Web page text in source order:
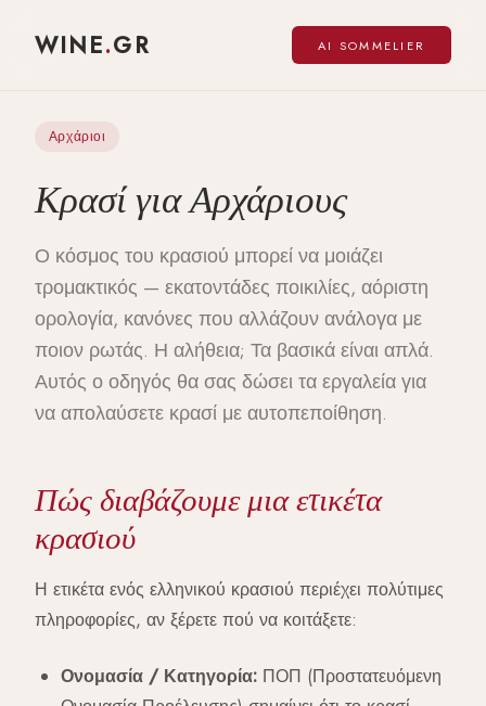
WINE.GR AI SOMMELIER
Αρχάριοι
Κρασί για Αρχάριους
Ο κόσμος του κρασιού μπορεί να μοιάζει
τρομακτικός — εκατοντάδες ποικιλίες, αόριστη
ορολογία, κανόνες που αλλάζουν ανάλογα με
ποιον ρωτάς. Η αλήθεια; Τα βασικά είναι απλά.
Αυτός ο οδηγός θα σας δώσει τα εργαλεία για
να απολαύσετε κρασί με αυτοπεποίθηση.
Πώς διαβάζουμε μια ετικέτα
κρασιού
Η ετικέτα ενός ελληνικού κρασιού περιέχει πολύτιμες
πληροφορίες, αν ξέρετε πού να κοιτάξετε:
Ονομασία / Κατηγορία: ΠΟΠ (Προστατευόμενη